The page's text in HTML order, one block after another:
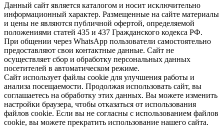
Данный сайт является каталогом и носит исключительно
информационный характер. Размещенные на сайте материалы
и цены не являются публичной офертой, определяемой
положениями статей 435 и 437 Гражданского кодекса РФ.
При общении через WhatsApp пользователи самостоятельно
предоставляют свои контактные данные. Сайт не
осуществляет сбор и обработку персональных данных
посетителей в автоматическом режиме.
Сайт использует файлы cookie для улучшения работы и
анализа посещаемости. Продолжая использовать сайт, вы
соглашаетесь на обработку этих данных. Вы можете изменить
настройки браузера, чтобы отказаться от использования
файлов cookie. Если вы не согласны с использованием файлов
cookie, вы можете прекратить использование нашего сайта.